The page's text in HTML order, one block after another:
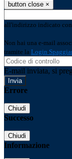
button close ×
all'indirizzo indicato
Non hai una e-mail
tramite la Login
E-mail inviata, si
Errore
Chiudi
Successo
Chiudi
Informazione